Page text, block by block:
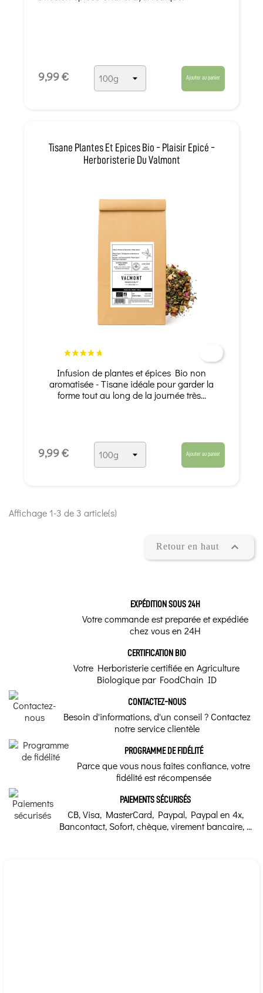
9,99 € Ajouter au panier
Tisane Plantes Et Epices Bio - Plaisir Epicé -
Herboristerie Du Valmont
Infusion de plantes et épices Bio non
aromatisée - Tisane idéale pour garder la
forme tout au long de la journée très...
9,99 € Ajouter au panier
Affichage 1-3 de 3 article(s)
Retour en haut 
EXPÉDITION SOUS 24H
Votre commande est preparée et expédiée
chez vous en 24H
CERTIFICATION BIO
Votre Herboristerie certifiée en Agriculture
Biologique par FoodChain ID
CONTACTEZ-NOUS
Besoin d'informations, d'un conseil ? Contactez
notre service clientèle
PROGRAMME DE FIDÉLITÉ
Parce que vous nous faites confiance, votre
fidélité est récompensée
PAIEMENTS SÉCURISÉS
CB, Visa, MasterCard, Paypal, Paypal en 4x,
Bancontact, Sofort, chèque, virement bancaire, ...